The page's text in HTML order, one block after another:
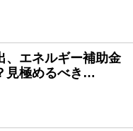
、エネルギー補助金
見極めるべき…